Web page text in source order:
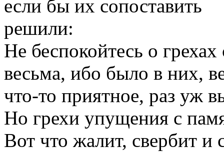
если бы их сопоставить
решили:
Не беспокойтесь о
весьма, ибо было в них,
что-то приятное, раз уж
Но грехи упущения с
Вот что жалит, свербит и